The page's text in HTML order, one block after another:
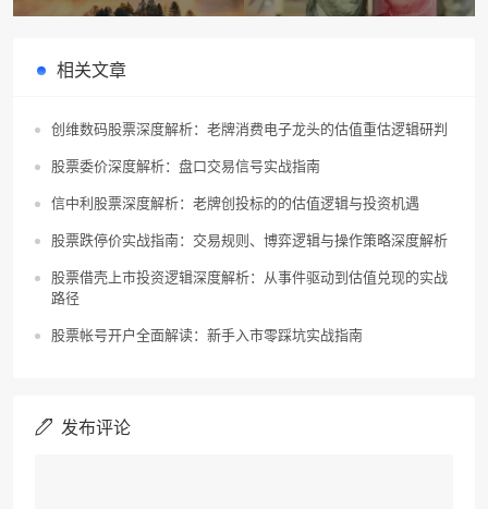
入多大活力？
市场表现的深远影响？
相关文章
创维数码股票深度解析：老牌消费电子龙头的估值重估逻辑研判
股票委价深度解析：盘口交易信号实战指南
信中利股票深度解析：老牌创投标的的估值逻辑与投资机遇
股票跌停价实战指南：交易规则、博弈逻辑与操作策略深度解析
股票借壳上市投资逻辑深度解析：从事件驱动到估值兑现的实战
路径
股票帐号开户全面解读：新手入市零踩坑实战指南
发布评论